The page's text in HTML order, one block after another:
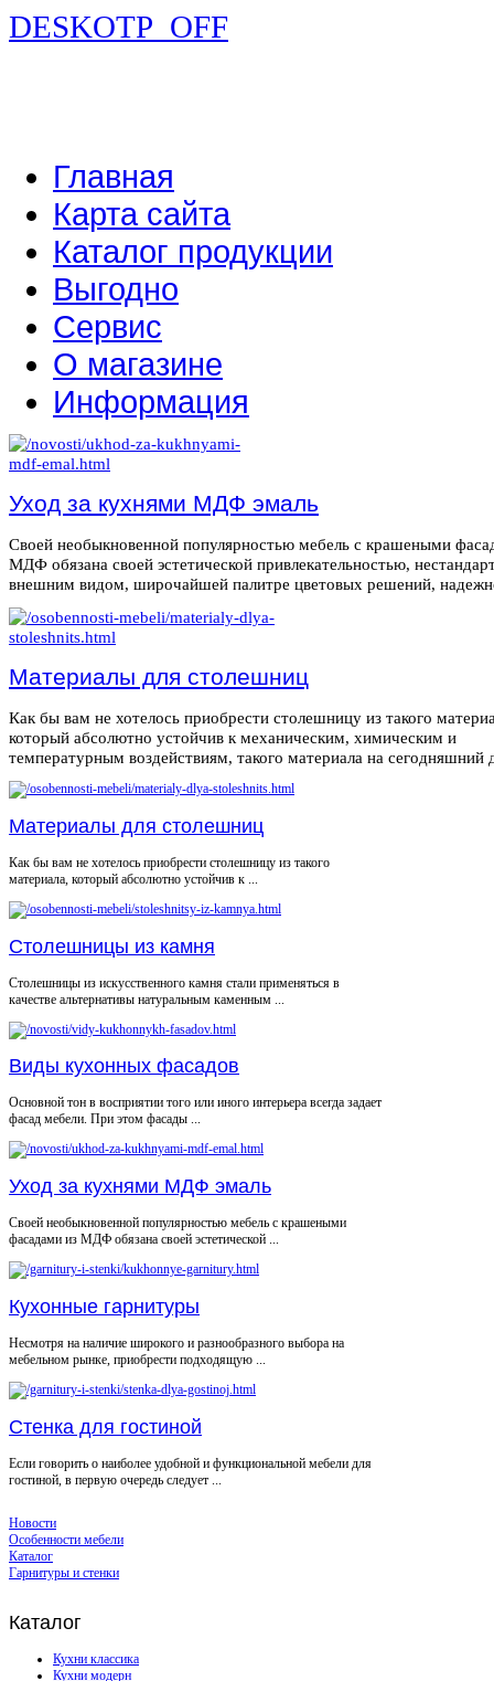
DESKOTP_OFF
Главная
Карта сайта
Каталог продукции
Выгодно
Сервис
О магазине
Информация
Уход за кухнями МДФ эмаль
Своей необыкновенной популярностью мебель с крашеными
МДФ обязана своей эстетической привлекательностью,
внешним видом, широчайшей палитре цветовых решений,
Материалы для столешниц
Как бы вам не хотелось приобрести столешницу из такого
который абсолютно устойчив к механическим, химическим и
температурным воздействиям, такого материала на сегодняшний
Материалы для столешниц
Как бы вам не хотелось приобрести столешницу из такого
материала, который абсолютно устойчив к ...
Столешницы из камня
Столешницы из искусственного камня стали применяться в
качестве альтернативы натуральным каменным ...
Виды кухонных фасадов
Основной тон в восприятии того или иного интерьера всегда задает
фасад мебели. При этом фасады ...
Уход за кухнями МДФ эмаль
Своей необыкновенной популярностью мебель с крашеными
фасадами из МДФ обязана своей эстетической ...
Кухонные гарнитуры
Несмотря на наличие широкого и разнообразного выбора на
мебельном рынке, приобрести подходящую ...
Стенка для гостиной
Если говорить о наиболее удобной и функциональной мебели для
гостиной, в первую очередь следует ...
Новости
Особенности мебели
Каталог
Гарнитуры и стенки
Каталог
Кухни классика
Кухни модерн